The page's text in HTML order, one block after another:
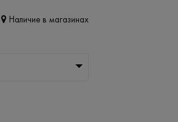
Наличие в магазинах